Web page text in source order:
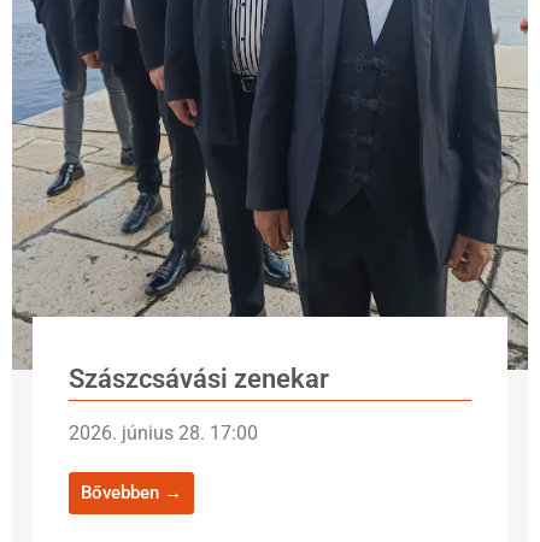
Szászcsávási zenekar
2026. június 28. 17:00
Bővebben →